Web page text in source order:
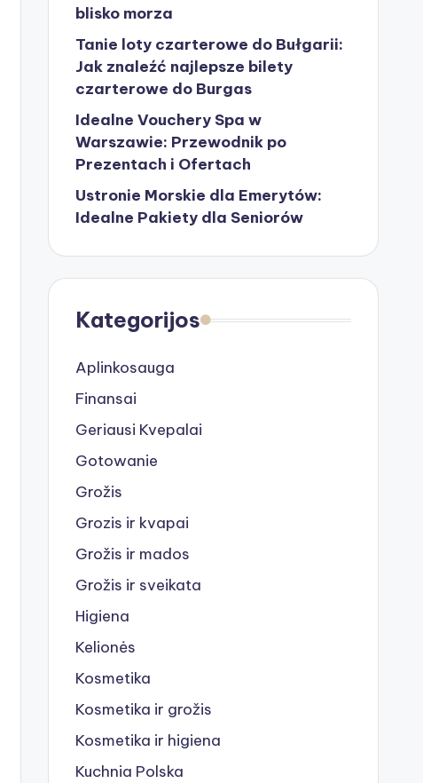
blisko morza
Tanie loty czarterowe do Bułgarii:
Jak znaleźć najlepsze bilety
czarterowe do Burgas
Idealne Vouchery Spa w
Warszawie: Przewodnik po
Prezentach i Ofertach
Ustronie Morskie dla Emerytów:
Idealne Pakiety dla Seniorów
Kategorijos
Aplinkosauga
Finansai
Geriausi Kvepalai
Gotowanie
Grožis
Grozis ir kvapai
Grožis ir mados
Grožis ir sveikata
Higiena
Kelionės
Kosmetika
Kosmetika ir grožis
Kosmetika ir higiena
Kuchnia Polska